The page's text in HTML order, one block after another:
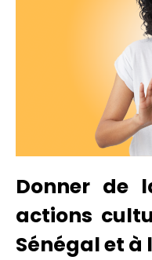
Donner de
actions
Sénégal et